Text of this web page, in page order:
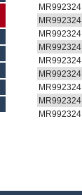
MR992324
MR992324
MR992324
MR992324
MR992324
MR992324
MR992324
MR992324
MR992324